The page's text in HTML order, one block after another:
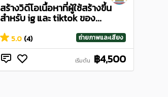
สร้างวิดีโอเนื้อหาที่ผู้ใช้สร้างขึ้น
สำหรับ ig และ tiktok ของ...
5.0 (4) ถ่ายภาพและเสียง
เริ่มต้น ฿4,500